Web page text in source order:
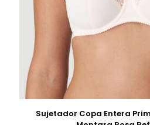
Sujetador Copa Entera